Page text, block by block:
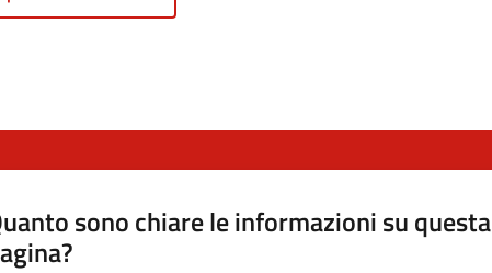
sono chiare le informazioni su questa